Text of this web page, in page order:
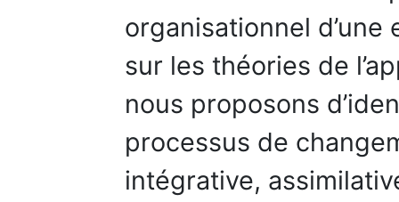
organisationnel
sur les théories de
nous proposons
processus de
intégrative,